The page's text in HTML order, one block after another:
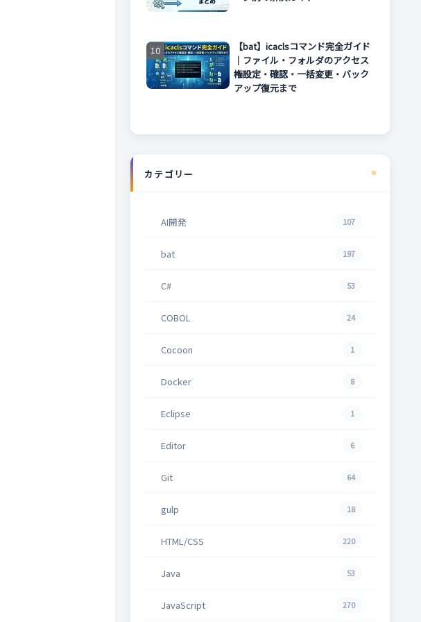
【bat】icaclsコマンド完全ガイド
｜ファイル・フォルダのアクセス
権設定・確認・一括変更・バック
アップ復元まで
カテゴリー
AI開発 107
bat 197
C# 53
COBOL 24
Cocoon 1
Docker 8
Eclipse 1
Editor 6
Git 64
gulp 18
HTML/CSS 220
Java 53
JavaScript 270